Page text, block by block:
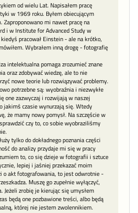
od wielu Lat. Napisałem pracę
w 1969 roku. Byłem obiecującym
Zaproponowano mi nawet pracę na
i w Institute for Advanced Study w
pracował Einstein - ale na krótko,
Wybrałem inną drogę - fotografię
intelektualna pomaga zrozumieć znane
oraz zdobywać wiedzę, ale to nie
nowe teorie lub rozwiązywać problemy.
potrzebne są: wyobraźnia i niezwykłe
one zazwyczaj i rozwijają w naszej
jakimś czasie wynurzają się. Wtedy
że mamy nowy pomysł. Na szczęście w
czy to, co sobie wyobraziliśmy
tylko do dokładnego poznania części
do analizy przydaje mi się w pracy
to, co się dzieje w fotografii i sztuce
lepiej i jaśniej przekazać moim
o akt fotografowania, to jest odwrotnie -
Muszę go zupełnie wyłączyć,
Jeżeli zrobię je kierując się umysłem
będą one pozbawione treści, albo będą
której nie jestem zwolennikiem.